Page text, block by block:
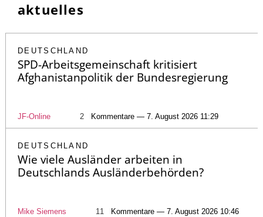
aktuelles
DEUTSCHLAND
SPD-Arbeitsgemeinschaft kritisiert
Afghanistanpolitik der Bundesregierung
JF-Online 2 Kommentare — 7. August 2026 11:29
DEUTSCHLAND
Wie viele Ausländer arbeiten in
Deutschlands Ausländerbehörden?
Mike Siemens 11 Kommentare — 7. August 2026 10:46